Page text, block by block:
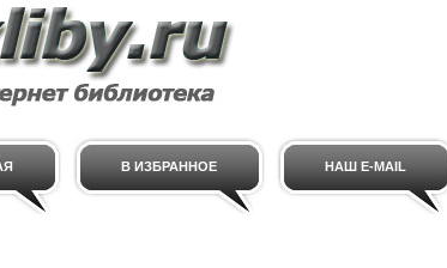
В ИЗБРАННОЕ НАШ E-MAIL